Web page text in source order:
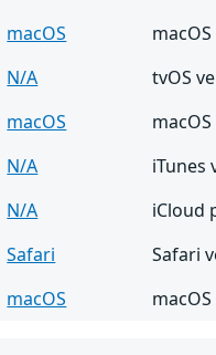
macOS
N/A
tvOS
macOS
N/A
iTunes
N/A
iCloud
Safari
Safari
macOS